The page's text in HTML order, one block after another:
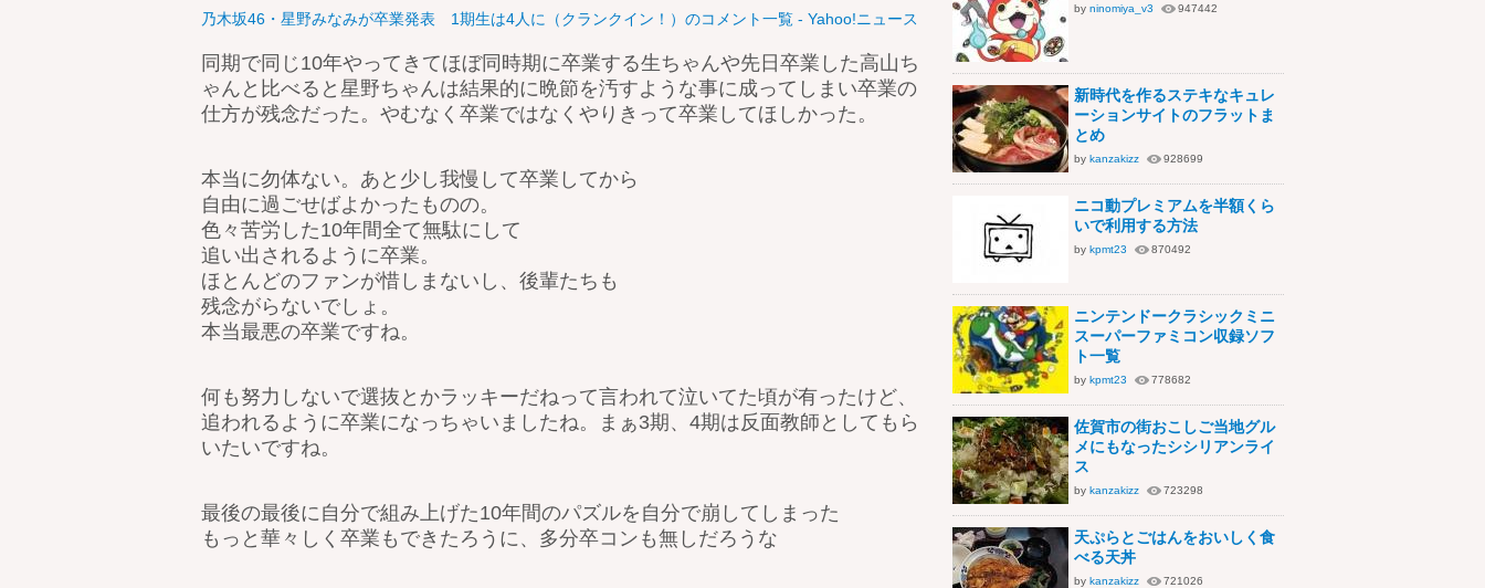
乃木坂46・星野みなみが卒業発表 1期生は4人に（クランクイン！）のコメント一覧 - Yahoo!ニュース
同期で同じ10年やってきてほぼ同時期に卒業する生ちゃんや先日卒業した高山ち
ゃんと比べると星野ちゃんは結果的に晩節を汚すような事に成ってしまい卒業の
仕方が残念だった。やむなく卒業ではなくやりきって卒業してほしかった。
本当に勿体ない。あと少し我慢して卒業してから
自由に過ごせばよかったものの。
色々苦労した10年間全て無駄にして
追い出されるように卒業。
ほとんどのファンが惜しまないし、後輩たちも
残念がらないでしょ。
本当最悪の卒業ですね。
何も努力しないで選抜とかラッキーだねって言われて泣いてた頃が有ったけど、
追われるように卒業になっちゃいましたね。まぁ3期、4期は反面教師としてもら
いたいですね。
最後の最後に自分で組み上げた10年間のパズルを自分で崩してしまった
もっと華々しく卒業もできたろうに、多分卒コンも無しだろうな
by ninomiya_v3 947442
新時代を作るステキなキュレ
ーションサイトのフラットま
とめ
by kanzakizz 928699
ニコ動プレミアムを半額くら
いで利用する方法
by kpmt23 870492
ニンテンドークラシックミニ
スーパーファミコン収録ソフ
ト一覧
by kpmt23 778682
佐賀市の街おこしご当地グル
メにもなったシシリアンライ
ス
by kanzakizz 723298
天ぷらとごはんをおいしく食
べる天丼
by kanzakizz 721026